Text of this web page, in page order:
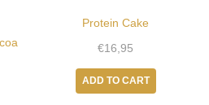
Protein Cake
€16,95
ADD TO CART